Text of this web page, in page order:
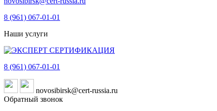
8 (961) 067-01-01
Наши услуги
8 (961) 067-01-01
novosibirsk@cert-russia.ru
Обратный звонок